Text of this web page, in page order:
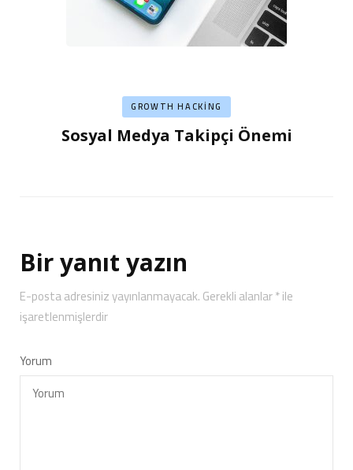
GROWTH HACKING
Sosyal Medya Takipçi Önemi
Bir yanıt yazın
E-posta adresiniz yayınlanmayacak.Gerekli alanlar*ile
işaretlenmişlerdir
Yorum